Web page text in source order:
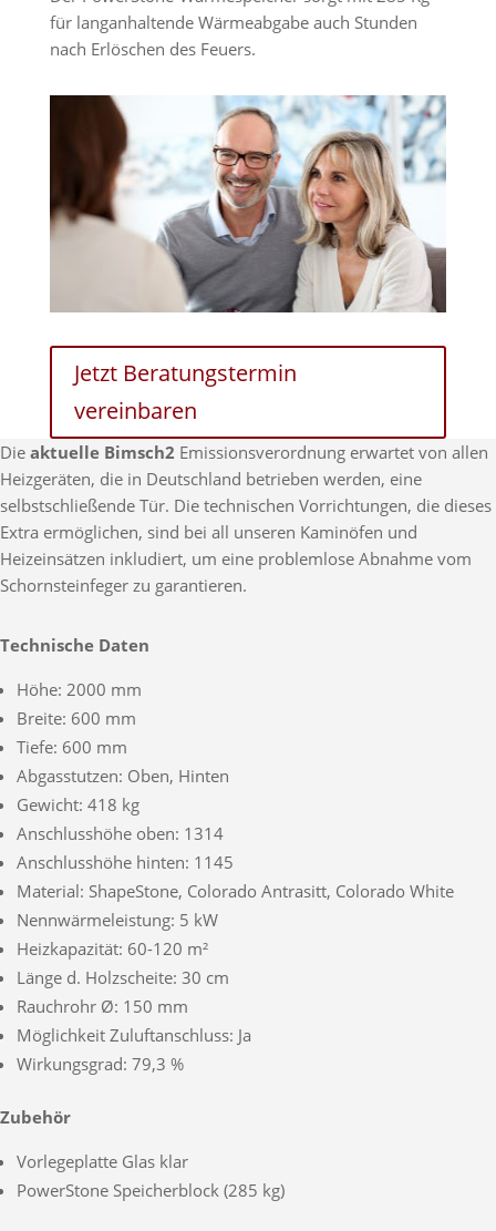
für langanhaltende Wärmeabgabe auch Stunden
nach Erlöschen des Feuers.
Jetzt Beratungstermin
vereinbaren
Die aktuelle Bimsch2 Emissionsverordnung erwartet von allen
Heizgeräten, die in Deutschland betrieben werden, eine
selbstschließende Tür. Die technischen Vorrichtungen, die dieses
Extra ermöglichen, sind bei all unseren Kaminöfen und
Heizeinsätzen inkludiert, um eine problemlose Abnahme vom
Schornsteinfeger zu garantieren.
Technische Daten
Höhe: 2000 mm
Breite: 600 mm
Tiefe: 600 mm
Abgasstutzen: Oben, Hinten
Gewicht: 418 kg
Anschlusshöhe oben: 1314
Anschlusshöhe hinten: 1145
Material: ShapeStone, Colorado Antrasitt, Colorado White
Nennwärmeleistung: 5 kW
Heizkapazität: 60-120 m²
Länge d. Holzscheite: 30 cm
Rauchrohr Ø: 150 mm
Möglichkeit Zuluftanschluss: Ja
Wirkungsgrad: 79,3 %
Zubehör
Vorlegeplatte Glas klar
PowerStone Speicherblock (285 kg)